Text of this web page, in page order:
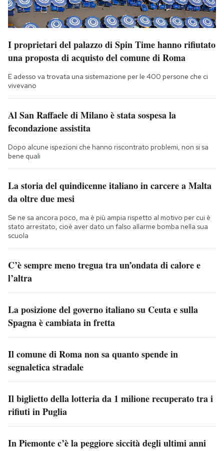
I proprietari del palazzo di Spin Time hanno rifiutato
una proposta di acquisto del comune di Roma
E adesso va trovata una sistemazione per le 400 persone che ci
vivevano
Al San Raffaele di Milano è stata sospesa la
fecondazione assistita
Dopo alcune ispezioni che hanno riscontrato problemi, non si sa
bene quali
La storia del quindicenne italiano in carcere a Malta
da oltre due mesi
Se ne sa ancora poco, ma è più ampia rispetto al motivo per cui è
stato arrestato, cioè aver dato un falso allarme bomba nella sua
scuola
C’è sempre meno tregua tra un’ondata di calore e
l’altra
La posizione del governo italiano su Ceuta e sulla
Spagna è cambiata in fretta
Il comune di Roma non sa quanto spende in
segnaletica stradale
Il biglietto della lotteria da 1 milione recuperato tra i
rifiuti in Puglia
In Piemonte c’è la peggiore siccità degli ultimi anni